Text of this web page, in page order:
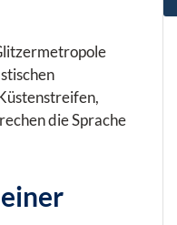
die Sprache